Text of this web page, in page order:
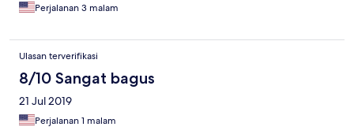
Perjalanan 3 malam
Ulasan terverifikasi
8/10 Sangat bagus
21 Jul 2019
Perjalanan 1 malam